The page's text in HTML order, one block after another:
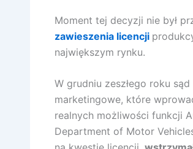
Moment tej decyzji nie był
zawieszenia licencji
największym rynku.
W grudniu zeszłego roku
marketingowe, które
realnych możliwości funkcji
Department of Motor